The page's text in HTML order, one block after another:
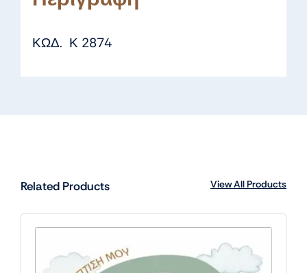
ΚΩΔ. Κ 2874
Related Products View All Products